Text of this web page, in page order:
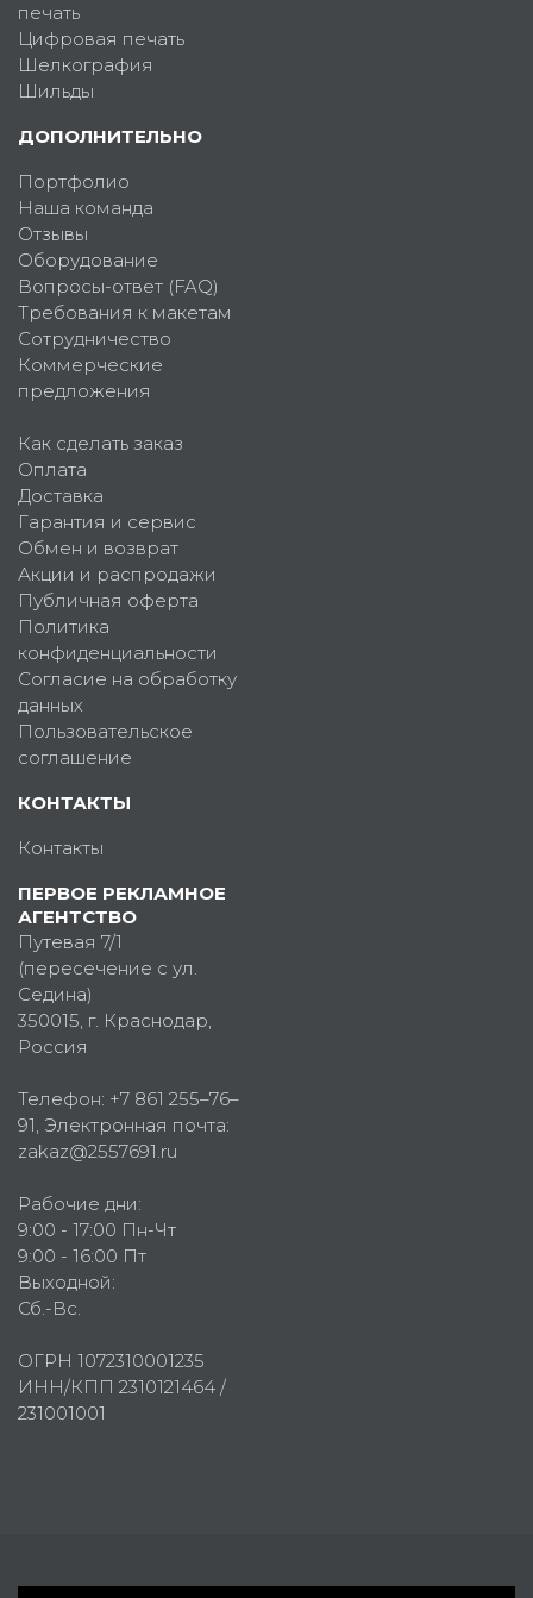
печать
Цифровая печать
Шелкография
Шильды
ДОПОЛНИТЕЛЬНО
Портфолио
Наша команда
Отзывы
Оборудование
Вопросы-ответ (FAQ)
Требования к макетам
Сотрудничество
Коммерческие
предложения
Как сделать заказ
Оплата
Доставка
Гарантия и сервис
Обмен и возврат
Акции и распродажи
Публичная оферта
Политика
конфиденциальности
Согласие на обработку
данных
Пользовательское
соглашение
КОНТАКТЫ
Контакты
ПЕРВОЕ РЕКЛАМНОЕ
АГЕНТСТВО
Путевая 7/1
(пересечение с ул.
Седина)
350015, г. Краснодар,
Россия
Телефон: +7 861 255–76–
91, Электронная почта:
zakaz@2557691.ru
Рабочие дни:
9:00 - 17:00 Пн-Чт
9:00 - 16:00 Пт
Выходной:
Сб.-Вс.
ОГРН 1072310001235
ИНН/КПП 2310121464 /
231001001